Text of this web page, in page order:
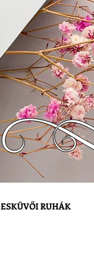
ESKÜVŐI RUHÁK